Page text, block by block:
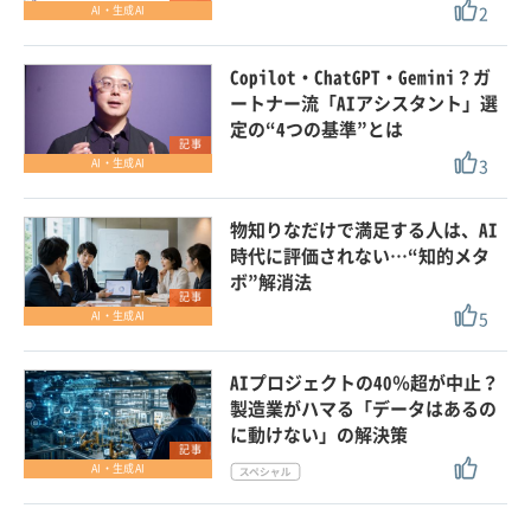
AI・生成AI
2
記事
AI・生成AI
Copilot・ChatGPT・Gemini？ガ
ートナー流「AIアシスタント」選
定の“4つの基準”とは
3
記事
AI・生成AI
物知りなだけで満足する人は、AI
時代に評価されない…“知的メタ
ボ”解消法
5
記事
AI・生成AI
AIプロジェクトの40％超が中止？
製造業がハマる「データはあるの
に動けない」の解決策